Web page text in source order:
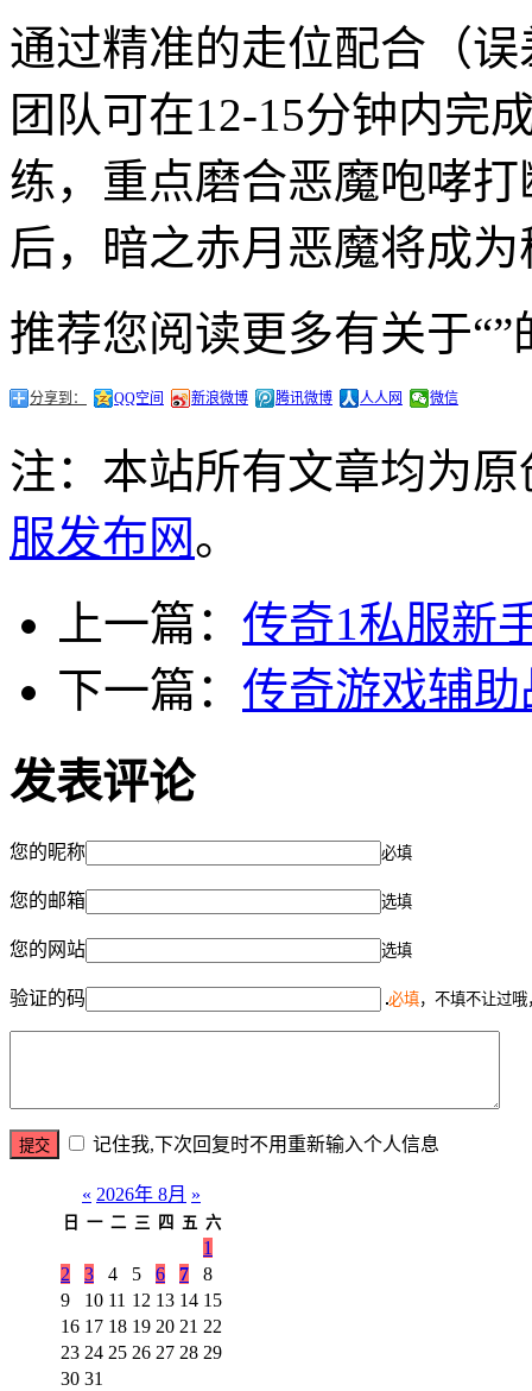
通过精准的走位配合（
团队可在12-15分钟内完
练，重点磨合恶魔咆哮
后，暗之赤月恶魔将成
推荐您阅读更多有关于“”
分享到： QQ空间 新浪微博 腾讯微博 人人网 微信
注：本站所有文章均为
服发布网。
上一篇： 传奇1私服新
下一篇： 传奇游戏辅
发表评论
您的昵称 必填
您的邮箱 选填
您的网站 选填
验证的码 必填，不填不让过
记住我,下次回复时不用重新输入个人信息
« 2026年 8月 »
日 一 二 三 四 五 六
1
2
3 4 5 6 7
8
9
10 11 12 13 14 15
16 17 18 19 20 21 22
23 24 25 26 27 28 29
30 31